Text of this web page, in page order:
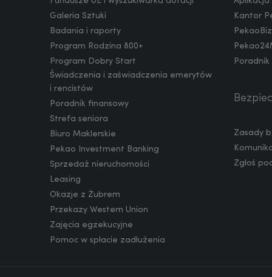
Galeria Sztuki
Badania i raporty
Program Rodzina 800+
Program Dobry Start
Świadczenia i zaświadczenia emerytów
i rencistów
Poradnik finansowy
Strefa seniora
Biuro Maklerskie
Pekao Investment Banking
Sprzedaż nieruchomości
Leasing
Okazje z Żubrem
Przekazy Western Union
Zajęcia egzekucyjne
Pomoc w spłacie zadłużenia
Kantor
Zasady
Zgłoś